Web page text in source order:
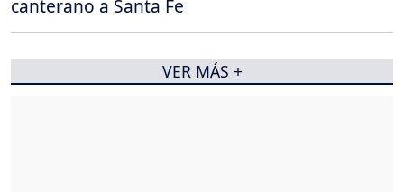
canterano a Santa Fe
VER MÁS +